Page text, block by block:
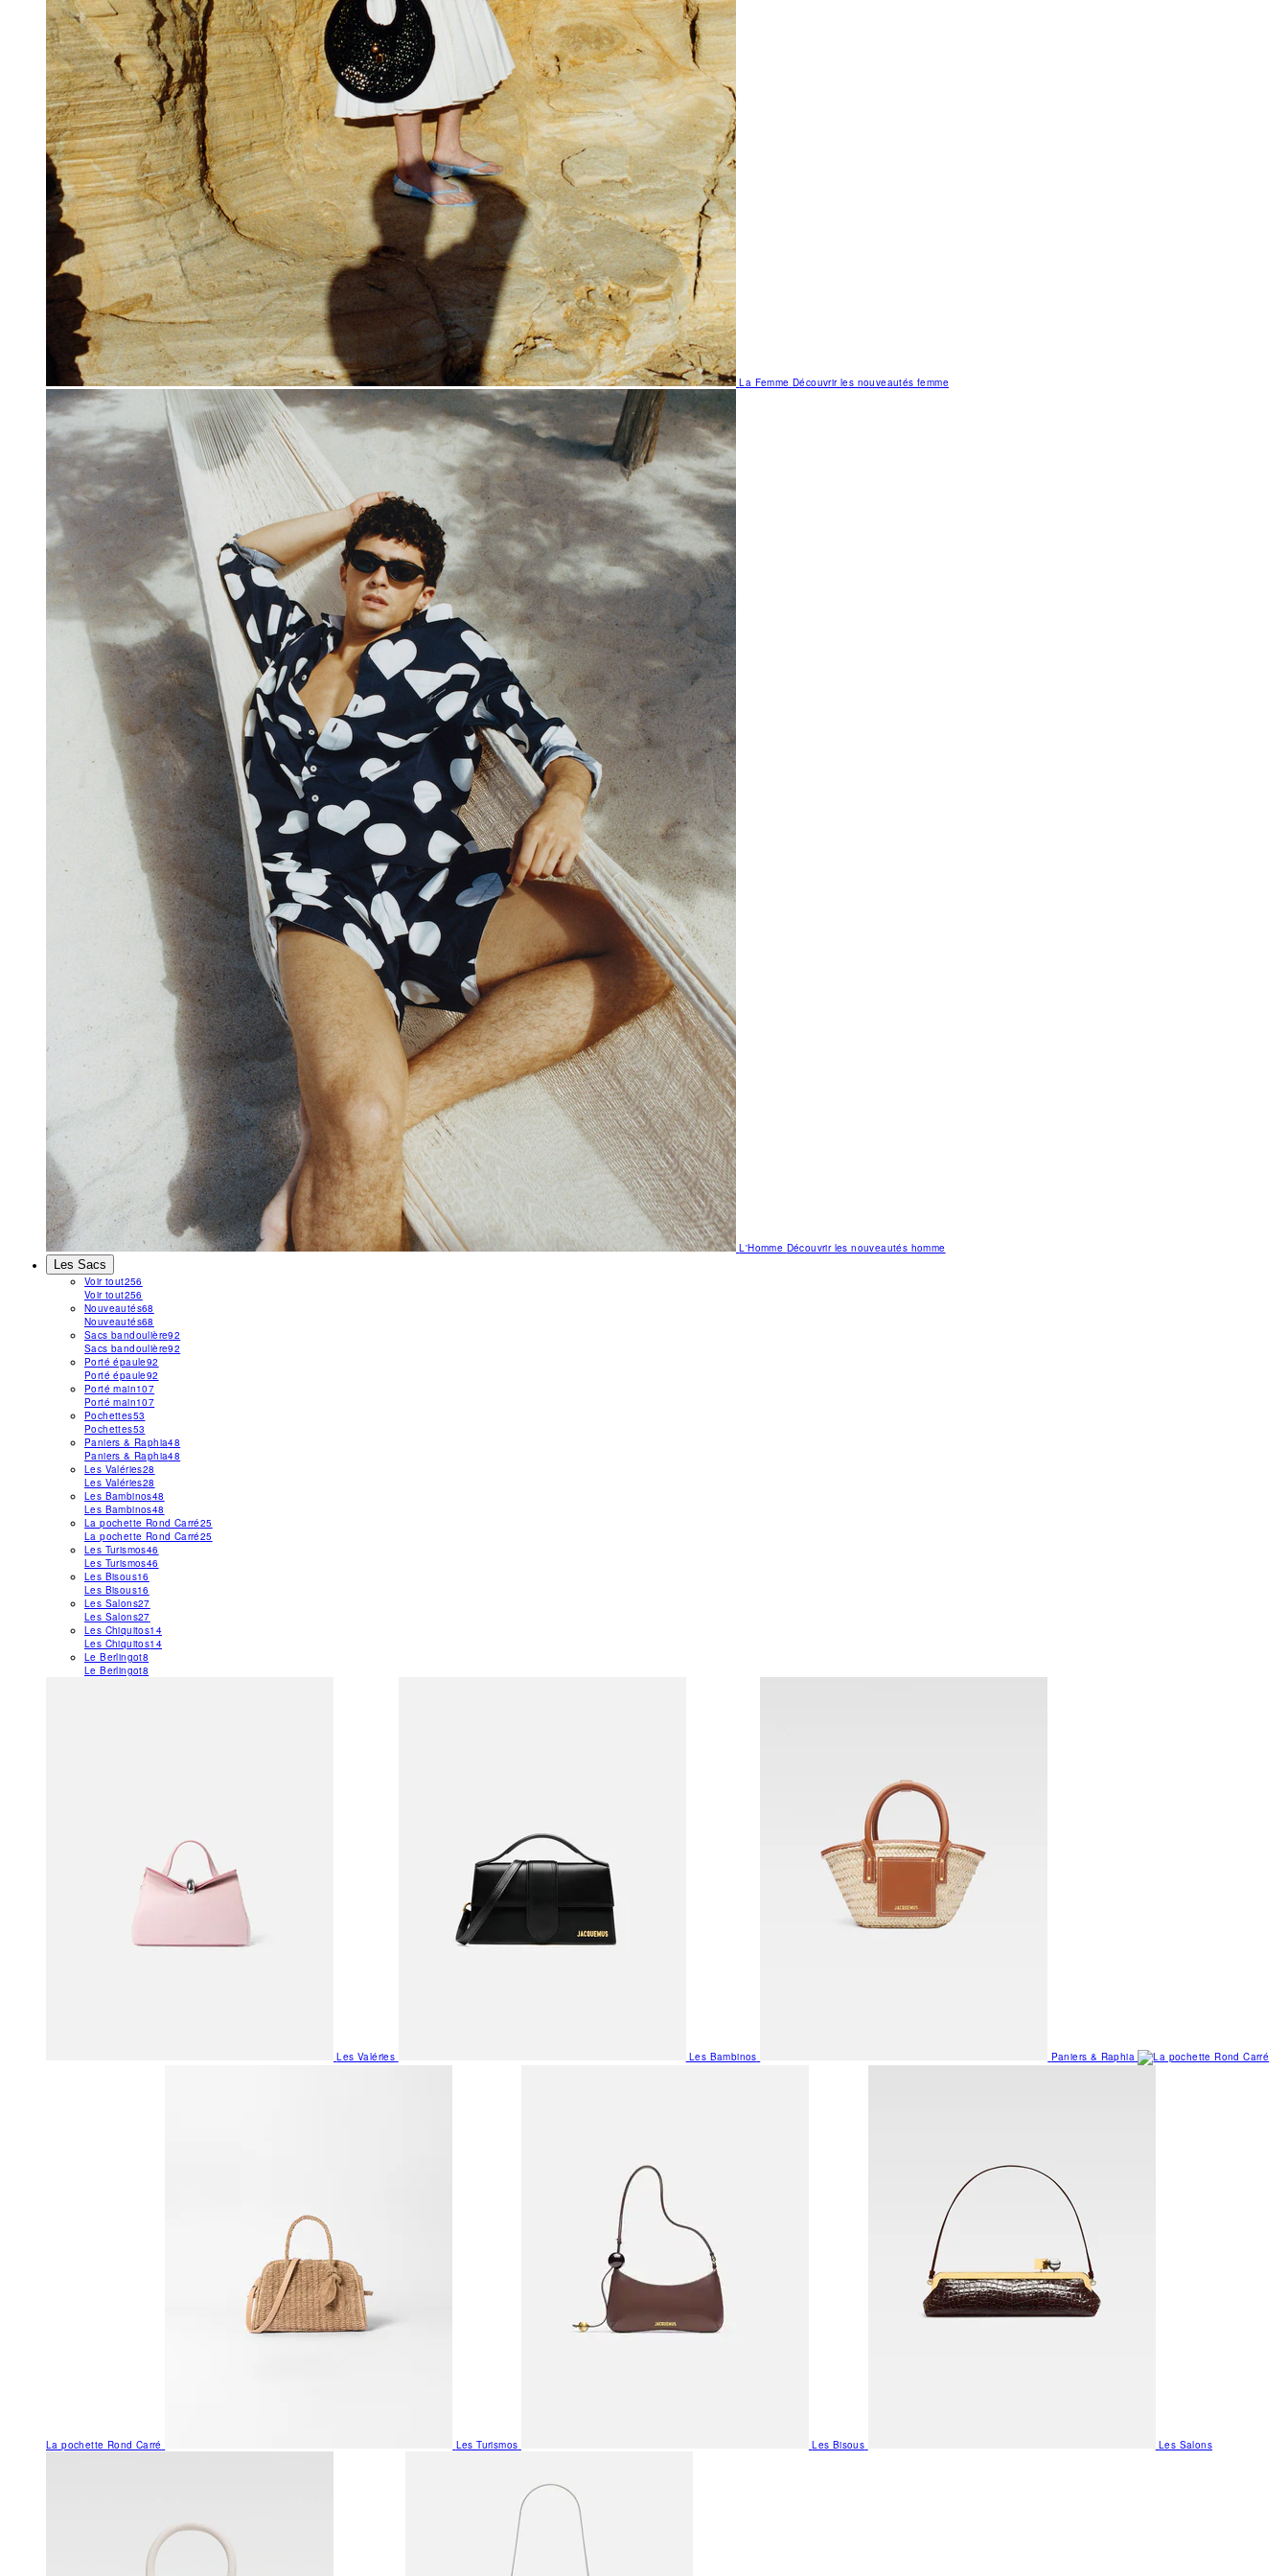
La FemmeDécouvrir les nouveautés femme
L'Homme Découvrir les nouveautés homme
Les Sacs
Voir tout256
Voir tout256
Nouveautés68
Nouveautés68
Sacs bandoulière92
Sacs bandoulière92
Porté épaule92
Porté épaule92
Porté main107
Porté main107
Pochettes53
Pochettes53
Paniers & Raphia48
Paniers & Raphia48
Les Valéries28
Les Valéries28
Les Bambinos48
Les Bambinos48
La pochette Rond Carré25
La pochette Rond Carré25
Les Turismos46
Les Turismos46
Les Bisous16
Les Bisous16
Les Salons27
Les Salons27
Les Chiquitos14
Les Chiquitos14
Le Berlingot8
Le Berlingot8
Les Valéries Les Bambinos Paniers & Raphia
La pochette Rond Carré Les Turismos Les Bisous Les Salons